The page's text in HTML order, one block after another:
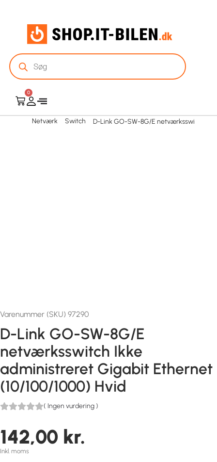
0
Netværk Switch D-Link GO-SW-8G/E netværksswi
Varenummer (SKU) 97290
D-Link GO-SW-8G/E
netværksswitch Ikke
administreret Gigabit Ethernet
(10/100/1000) Hvid
( Ingen vurdering )
142,00 kr.
Inkl. moms